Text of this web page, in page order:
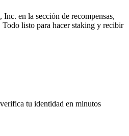
en la sección de recompensas,
listo para hacer staking y recibir
tu identidad en minutos